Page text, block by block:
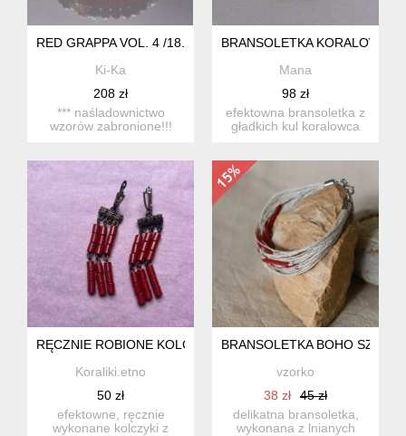
RED GRAPPA VOL. 4 /18.07.25/ - SET
Ki-Ka
208 zł
*** naśladownictwo
wzorów zabronione!!!
BRANSOLETKA KORALOWA
Mana
98 zł
efektowna bransoletka z
gładkich kul koralowca
RĘCZNIE ROBIONE KOLCZYKI Z CZERWONYCH KORALIKÓW
Koraliki.etno
50 zł
efektowne, ręcznie
wykonane kolczyki z
BRANSOLETKA BOHO
vzorko
38 zł
45 zł
delikatna bransoletka,
wykonana z lnianych